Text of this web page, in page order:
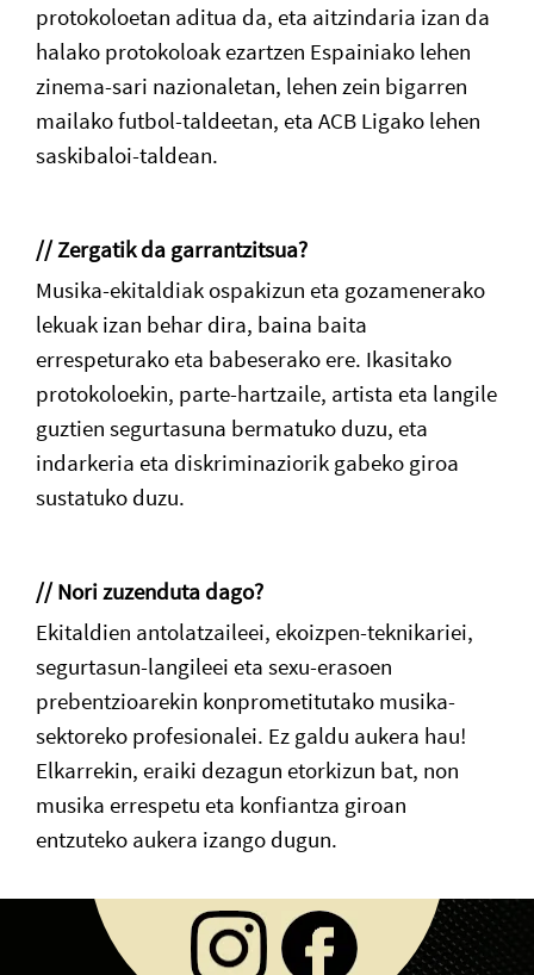
protokoloetan aditua da, eta aitzindaria izan da
halako protokoloak ezartzen Espainiako lehen
zinema-sari nazionaletan, lehen zein bigarren
mailako futbol-taldeetan, eta ACB Ligako lehen
saskibaloi-taldean.
// Zergatik da garrantzitsua?
Musika-ekitaldiak ospakizun eta gozamenerako
lekuak izan behar dira, baina baita
errespeturako eta babeserako ere. Ikasitako
protokoloekin, parte-hartzaile, artista eta langile
guztien segurtasuna bermatuko duzu, eta
indarkeria eta diskriminaziorik gabeko giroa
sustatuko duzu.
// Nori zuzenduta dago?
Ekitaldien antolatzaileei, ekoizpen-teknikariei,
segurtasun-langileei eta sexu-erasoen
prebentzioarekin konprometitutako musika-
sektoreko profesionalei. Ez galdu aukera hau!
Elkarrekin, eraiki dezagun etorkizun bat, non
musika errespetu eta konfiantza giroan
entzuteko aukera izango dugun.